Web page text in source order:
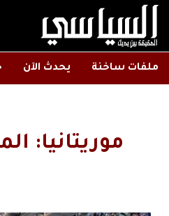
ملفات ساخنة يحدث الآن
موريتانيا: